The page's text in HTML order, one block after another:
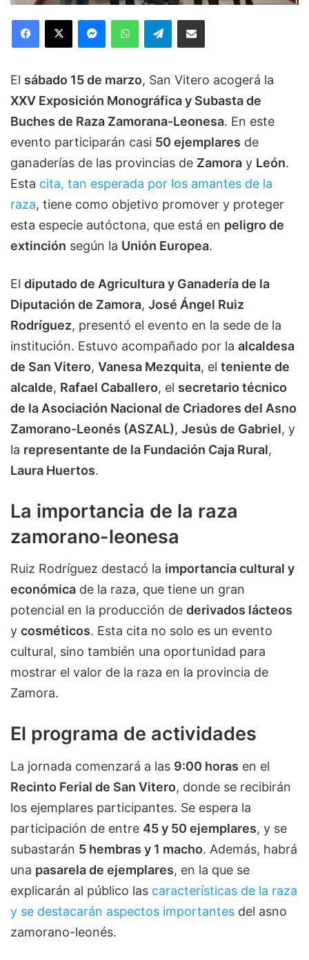
Facebook
X MessengerWhatsAppTelegramCompartir via Email
El sábado 15 de marzo, San Vitero acogerá la
XXV Exposición Monográfica y Subasta de
Buches de Raza Zamorana-Leonesa. En este
evento participarán casi 50 ejemplares de
ganaderías de las provincias de Zamora y León.
Esta cita, tan esperada por los amantes de la
raza, tiene como objetivo promover y proteger
esta especie autóctona, que está en peligro de
extinción según la Unión Europea.
El diputado de Agricultura y Ganadería de la
Diputación de Zamora, José Ángel Ruiz
Rodríguez, presentó el evento en la sede de la
institución. Estuvo acompañado por la alcaldesa
de San Vitero, Vanesa Mezquita, el teniente de
alcalde, Rafael Caballero, el secretario técnico
de la Asociación Nacional de Criadores del Asno
Zamorano-Leonés (ASZAL), Jesús de Gabriel, y
la representante de la Fundación Caja Rural,
Laura Huertos.
La importancia de la raza
zamorano-leonesa
Ruiz Rodríguez destacó la importancia cultural y
económica de la raza, que tiene un gran
potencial en la producción de derivados lácteos
y cosméticos. Esta cita no solo es un evento
cultural, sino también una oportunidad para
mostrar el valor de la raza en la provincia de
Zamora.
El programa de actividades
La jornada comenzará a las 9:00 horas en el
Recinto Ferial de San Vitero, donde se recibirán
los ejemplares participantes. Se espera la
participación de entre 45 y 50 ejemplares, y se
subastarán 5 hembras y 1 macho. Además, habrá
una pasarela de ejemplares, en la que se
explicarán al público las características de la raza
y se destacarán aspectos importantes del asno
zamorano-leonés.